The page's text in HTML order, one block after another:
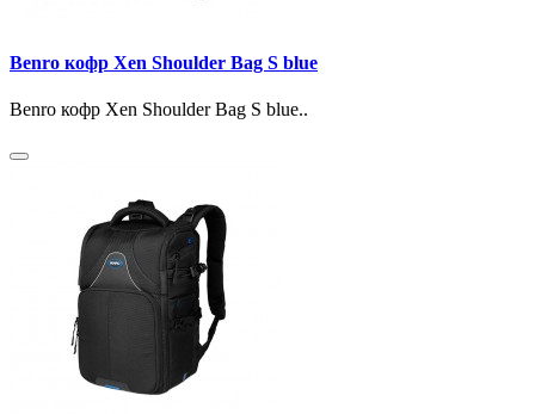
Benro кофр Xen Shoulder Bag S blue
Benro кофр Xen Shoulder Bag S blue..